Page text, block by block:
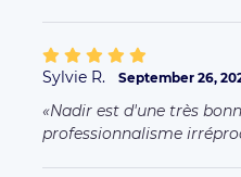
Sylvie R. September 26,
Nadir est d'une très
professionnalisme